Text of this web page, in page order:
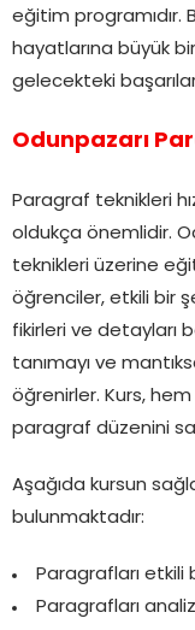
eğitim programıdır.
hayatlarına büyük
gelecekteki
Odunpazarı
Paragraf teknikleri
oldukça önemlidir.
teknikleri üzerine
öğrenciler, etkili bir
fikirleri ve detayları
tanımayı ve
öğrenirler. Kurs,
paragraf düzenini
Aşağıda kursun
bulunmaktadır:
Paragrafları etkili
Paragrafları